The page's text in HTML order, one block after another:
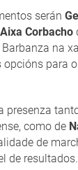
serán
Aixa Corbacho
na
para
presenza
como de
de
de resultados.